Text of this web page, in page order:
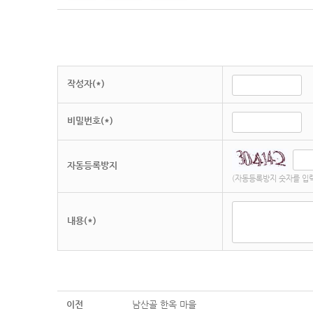
작성자(*)
비밀번호(*)
자동등록방지
(자동등록방지 숫자를 입
내용(*)
이전 남산골 한옥 마을